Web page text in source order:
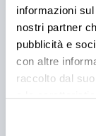
informazioni
nostri partner
pubblicità e
con altre
raccolto dal
cookie